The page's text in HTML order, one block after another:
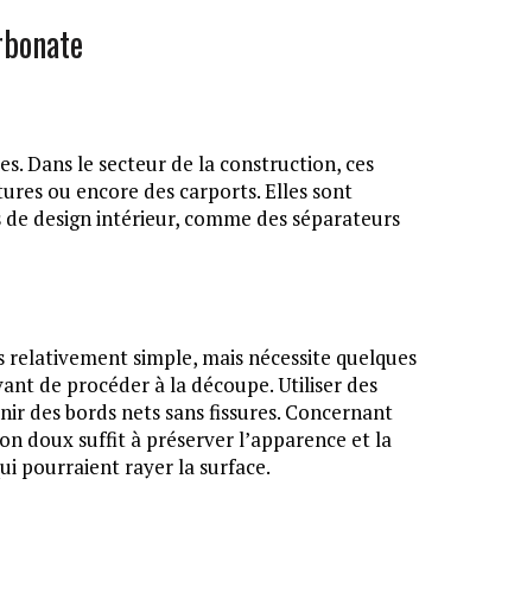
Dans le secteur de la construction, ces
ou encore des carports. Elles sont
design intérieur, comme des séparateurs
simple, mais nécessite quelques
de procéder à la découpe. Utiliser des
des bords nets sans fissures. Concernant
doux suffit à préserver l’apparence et la
pourraient rayer la surface.